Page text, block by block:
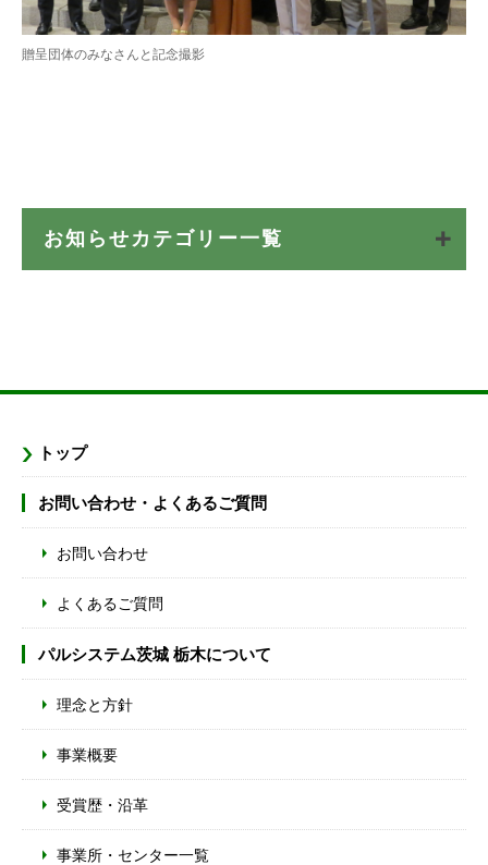
贈呈団体のみなさんと記念撮影
お知らせカテゴリー一覧
トップ
お問い合わせ・よくあるご質問
お問い合わせ
よくあるご質問
パルシステム茨城 栃木について
理念と方針
事業概要
受賞歴・沿革
事業所・センター一覧